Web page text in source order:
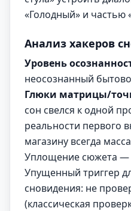
«Голодный» и частью
Анализ хакеров
Уровень
неосознанный
Глюки матрицы/
сон свелся к одной
реальности первого
магазину всегда
Уплощение сюжета —
Упущенный триггер
сновидения: не
(классическая